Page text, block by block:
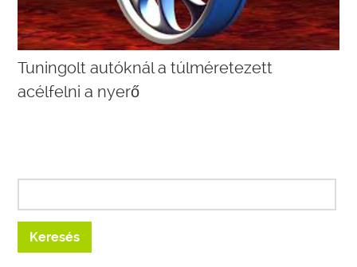
Tuningolt autóknál a túlméretezett
acélfelni a nyerő